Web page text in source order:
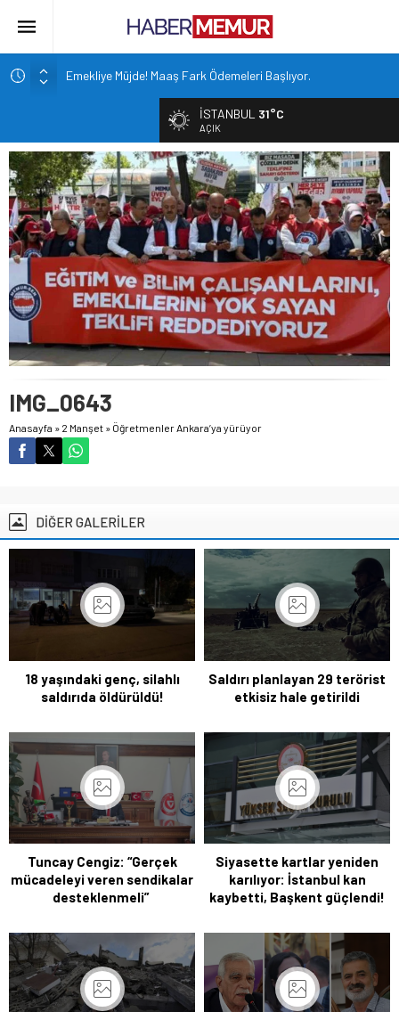
Emekliye Müjde! Maaş Fark Ödemeleri Başlıyor.
Bakan Çiftçi duyurdu: 81 ile 30bin TYP kontenjanı
Altın Fiyatları 7 Haftanın Zirvesinde!
TOKİ 51 ilde 540 konut ve iş yerini açık arttırma usulü satışa
çıkarıyor.
İçişleri Bakanlığı, Görevde Yükselme ve Unvan Değişikliği
Yazılı Sınavları’nın tarihlerini duyurdu.
İSTANBUL 31°C
AÇIK
IMG_0643
Anasayfa » 2 Manşet » Öğretmenler Ankara’ya yürüyor
DİĞER GALERİLER
18 yaşındaki genç, silahlı
saldırıda öldürüldü!
Saldırı planlayan 29 terörist
etkisiz hale getirildi
Tuncay Cengiz: “Gerçek
mücadeleyi veren sendikalar
desteklenmeli”
Siyasette kartlar yeniden
karılıyor: İstanbul kan
kaybetti, Başkent güçlendi!